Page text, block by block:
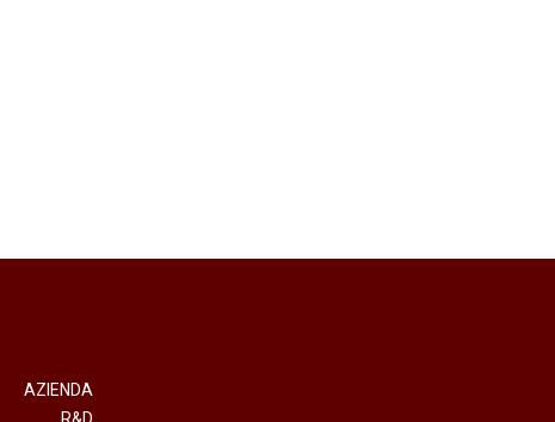
AZIENDA
R&D